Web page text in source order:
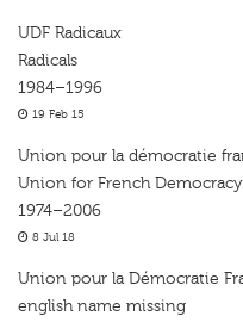
UDF Radicaux
Radicals
1984–1996
19 Feb 15
Union pour la démocratie
Union for French Democracy
1974–2006
8 Jul 18
Union pour la Démocratie
english name missing